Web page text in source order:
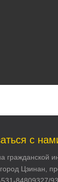
с
гражданской
Цзинан,